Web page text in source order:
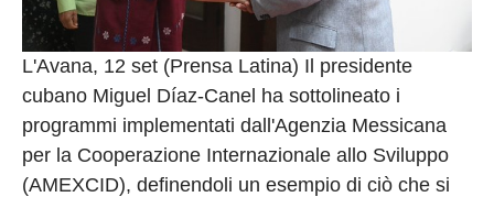
L'Avana, 12 set (Prensa Latina) Il presidente
cubano Miguel Díaz-Canel ha sottolineato i
programmi implementati dall'Agenzia Messicana
per la Cooperazione Internazionale allo Sviluppo
(AMEXCID), definendoli un esempio di ciò che si